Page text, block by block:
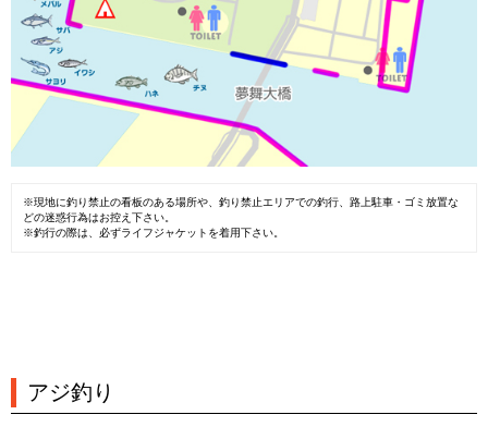
※現地に釣り禁止の看板のある場所や、釣り禁止エリアでの釣行、路上駐車・ゴミ放置な
どの迷惑行為はお控え下さい。
※釣行の際は、必ずライフジャケットを着用下さい。
アジ釣り